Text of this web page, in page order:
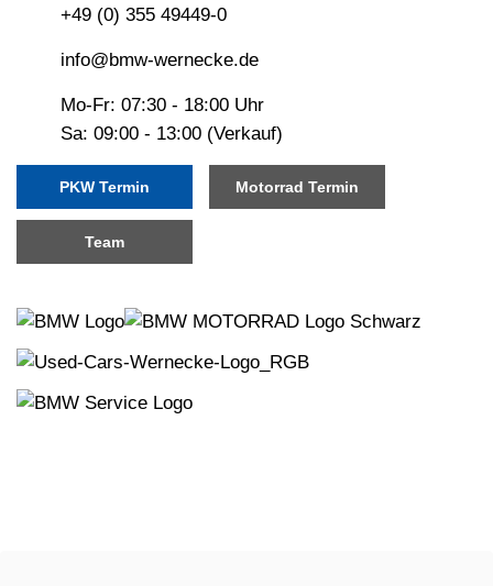
+49 (0) 355 49449-0
info@bmw-wernecke.de
Mo-Fr: 07:30 - 18:00 Uhr
Sa: 09:00 - 13:00 (Verkauf)
PKW Termin Motorrad Termin
Team